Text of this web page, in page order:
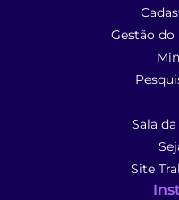
Gestão do
Sala
Site